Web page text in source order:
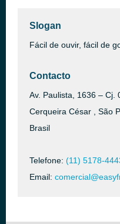
Slogan
Fácil de ouvir, fácil de
Contacto
Av. Paulista, 1636 – Cj.
Cerqueira César , São
Brasil
Telefone: (11) 5178-
Email: